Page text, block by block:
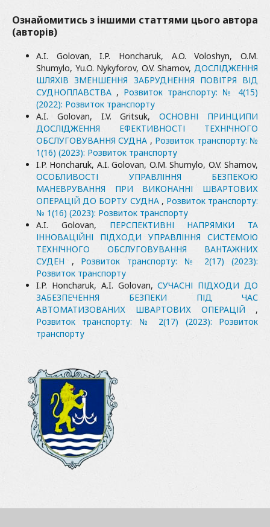
Ознайомитись з іншими статтями цього автора
(авторів)
A.I. Golovan, I.P. Honcharuk, A.O. Voloshyn, O.M.
Shumylo, Yu.O. Nykyforov, O.V. Shamov, ДОСЛІДЖЕННЯ
ШЛЯХІВ ЗМЕНШЕННЯ ЗАБРУДНЕННЯ ПОВІТРЯ ВІД
СУДНОПЛАВСТВА , Розвиток транспорту: № 4(15)
(2022): Розвиток транспорту
A.I. Golovan, I.V. Gritsuk,ОСНОВНІ ПРИНЦИПИ
ДОСЛІДЖЕННЯ ЕФЕКТИВНОСТІ ТЕХНІЧНОГО
ОБСЛУГОВУВАННЯ СУДНА , Розвиток транспорту: №
1(16) (2023): Розвиток транспорту
I.P. Honcharuk, A.I. Golovan, O.M. Shumylo, O.V. Shamov,
ОСОБЛИВОСТІ УПРАВЛІННЯ БЕЗПЕКОЮ
МАНЕВРУВАННЯ ПРИ ВИКОНАННІ ШВАРТОВИХ
ОПЕРАЦІЙ ДО БОРТУ СУДНА , Розвиток транспорту:
№ 1(16) (2023): Розвиток транспорту
A.I. Golovan, ПЕРСПЕКТИВНІ НАПРЯМКИ ТА
ІННОВАЦІЙНІ ПІДХОДИ УПРАВЛІННЯ СИСТЕМОЮ
ТЕХНІЧНОГО ОБСЛУГОВУВАННЯ ВАНТАЖНИХ
СУДЕН , Розвиток транспорту: № 2(17) (2023):
Розвиток транспорту
I.P. Honcharuk, A.I. Golovan,СУЧАСНІ ПІДХОДИ ДО
ЗАБЕЗПЕЧЕННЯ БЕЗПЕКИ ПІД ЧАС
АВТОМАТИЗОВАНИХ ШВАРТОВИХ ОПЕРАЦІЙ ,
Розвиток транспорту: № 2(17) (2023): Розвиток
транспорту